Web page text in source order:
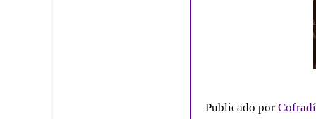
Publicado por